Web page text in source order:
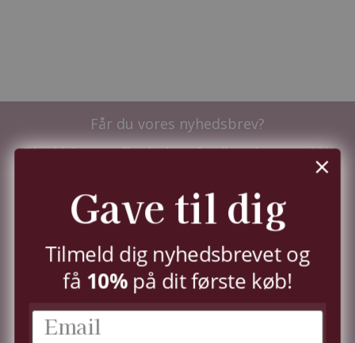
Får du vores nyhedsbrev?
Tilmeld dig nu og få nyhederne før alle andre - samt10%
persondatapolitik.
TILMELD
Gave til dig
Tilmeld dig nyhedsbrevet og
få 10%på dit første køb!